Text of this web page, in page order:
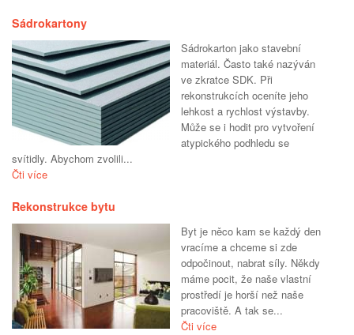
Sádrokartony
Sádrokarton jako stavební
materiál. Často také nazýván
ve zkratce SDK. Při
rekonstrukcích oceníte jeho
lehkost a rychlost výstavby.
Může se i hodit pro vytvoření
atypického podhledu se
svítidly. Abychom zvolili...
Čti více
Rekonstrukce bytu
Byt je něco kam se každý den
vracíme a chceme si zde
odpočinout, nabrat síly. Někdy
máme pocit, že naše vlastní
prostředí je horší než naše
pracoviště. A tak se...
Čti více